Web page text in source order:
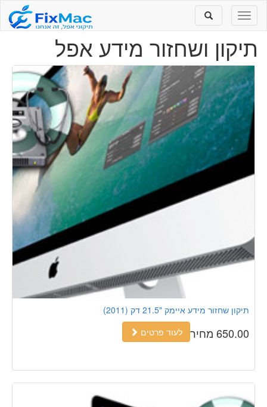
Toggle
navigation
Toggle
search
תיקון ושחזור מידע אפל
תיקון שחזור מידע איימק "21.5 דק (2011)
לעוד פרטים
650.00 מחיר